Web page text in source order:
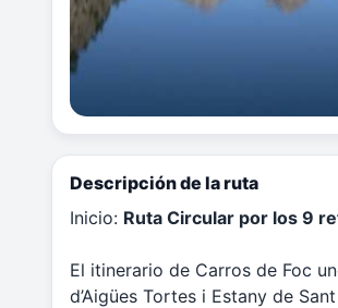
Descripción de la ruta
Inicio: Ruta Circular por los 9
El itinerario de Carros de Foc
d’Aigües Tortes i Estany de